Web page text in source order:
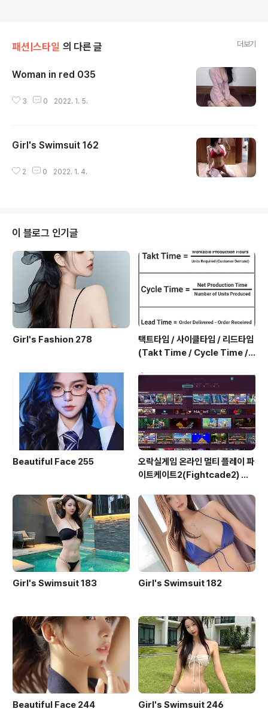
패션|스타일 의 다른 글 더보기
Woman in red 035
3 0 2022. 1. 5.
Girl's Swimsuit 162
2 0 2022. 1. 4.
이 블로그 인기글
Girl's Fashion 278
택트타임 / 사이클타임 / 리드타임
(Takt Time / Cycle Time / L
Beautiful Face 255
오락실게임 온라인 멀티 플레이 파
이트케이트2(Fightcade2) 설
Girl's Swimsuit 183 Girl's Swimsuit 182
Beautiful Face 244 Girl's Swimsuit 246